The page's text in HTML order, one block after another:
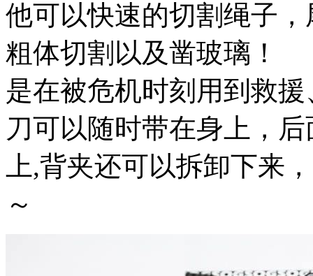
他可以快速的切割绳子
粗体切割以及凿玻璃！
是在被危机时刻用到救
刀可以随时带在身上，
上,背夹还可以拆卸下来
～